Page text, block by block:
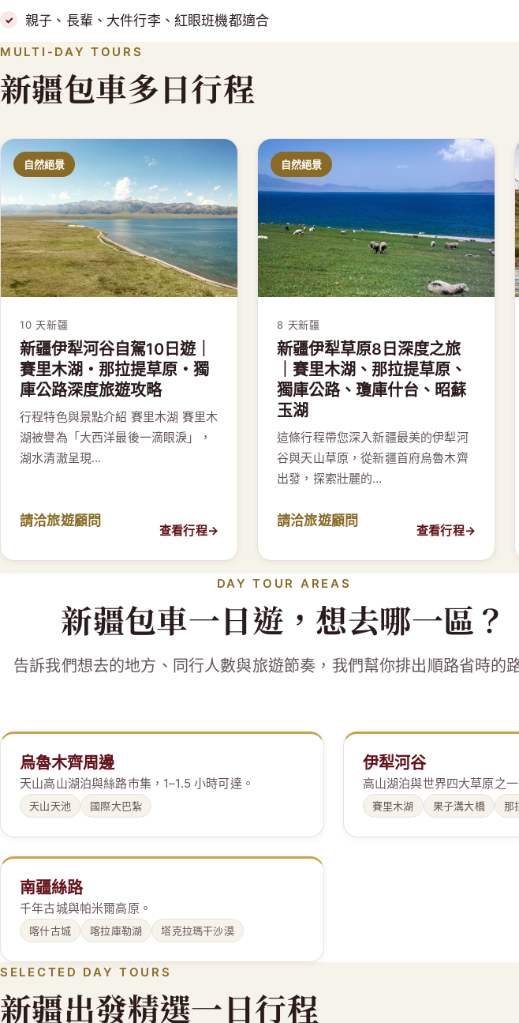
親子、長輩、大件行李、紅眼班機都適合
MULTI-DAY TOURS
新疆包車多日行程
自然絕景
10 天新疆
新疆伊犁河谷自駕10日遊｜
賽里木湖・那拉提草原・獨
庫公路深度旅遊攻略
行程特色與景點介紹 賽里木湖 賽里木
湖被譽為「大西洋最後一滴眼淚」，
湖水清澈呈現…
請洽旅遊顧問
查看行程→
自然絕景
8 天新疆
新疆伊犁草原8日深度之旅
｜賽里木湖、那拉提草原、
獨庫公路、瓊庫什台、昭蘇
玉湖
這條行程帶您深入新疆最美的伊犁河
谷與天山草原，從新疆首府烏魯木齊
出發，探索壯麗的…
請洽旅遊顧問
查看行程→
DAY TOUR AREAS
新疆包車一日遊，想去哪一區？
告訴我們想去的地方、同行人數與旅遊節奏，我們幫你排出順路省時的
烏魯木齊周邊
天山高山湖泊與絲路市集，1–1.5 小時可達。
天山天池 國際大巴紮
伊犁河谷
高山湖泊與世界四大草原之一
賽里木湖 果子溝大橋 那
南疆絲路
千年古城與帕米爾高原。
喀什古城 喀拉庫勒湖 塔克拉瑪干沙漠
SELECTED DAY TOURS
新疆出發精選一日行程